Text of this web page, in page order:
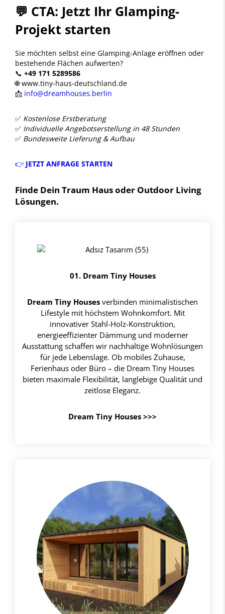
💬 CTA: Jetzt Ihr Glamping-
Projekt starten
Sie möchten selbst eine Glamping-Anlage eröffnen oder
bestehende Flächen aufwerten?
📞 +49 171 5289586
🌐 www.tiny-haus-deutschland.de
📩 info@dreamhouses.berlin
✅ Kostenlose Erstberatung
✅ Individuelle Angebotserstellung in 48 Stunden
✅ Bundesweite Lieferung & Aufbau
👉 JETZT ANFRAGE STARTEN
Finde Dein Traum Haus oder Outdoor Living
Lösungen.
01. Dream Tiny Houses
Dream Tiny Housesverbinden minimalistischen
Lifestyle mit höchstem Wohnkomfort. Mit
innovativer Stahl-Holz-Konstruktion,
energieeffizienter Dämmung und moderner
Ausstattung schaffen wir nachhaltige Wohnlösungen
für jede Lebenslage. Ob mobiles Zuhause,
Ferienhaus oder Büro – die Dream Tiny Houses
bieten maximale Flexibilität, langlebige Qualität und
zeitlose Eleganz.
Dream Tiny Houses >>>